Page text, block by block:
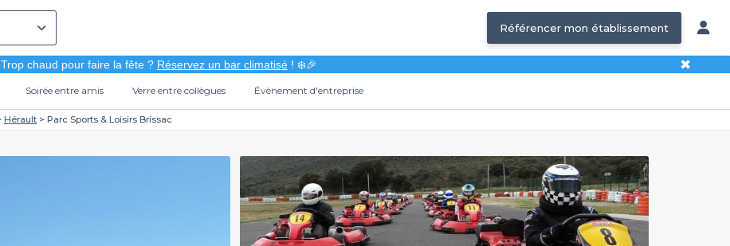
Référencer mon établissement
Trop chaud pour faire la fête ? Réservez un bar climatisé! ❄️🎉 ✖
Soirée entre amis Verre entre collègues Évènement d'entreprise
Hérault Parc Sports & Loisirs Brissac